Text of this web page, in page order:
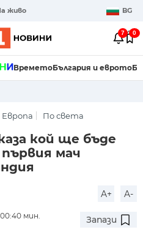
живо BG
7 0
ВреметоБългария и еврото
Европа По света
кой ще бъде
мач
A+ A-
мин.
Запази